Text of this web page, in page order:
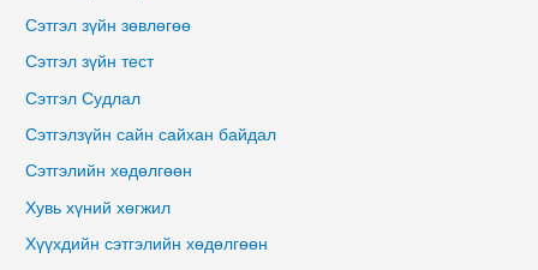
Сэтгэл зүйн зөвлөгөө
Сэтгэл зүйн тест
Сэтгэл Судлал
Сэтгэлзүйн сайн сайхан байдал
Сэтгэлийн хөдөлгөөн
Хувь хүний хөгжил
Хүүхдийн сэтгэлийн хөдөлгөөн